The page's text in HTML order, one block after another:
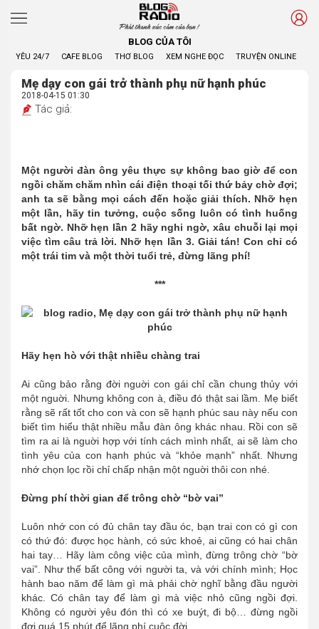
Phát thanh xúc cảm của bạn !
BLOG CỦA TÔI
YÊU 24/7 CAFE BLOG THƠ BLOG XEM NGHE ĐỌC TRUYỆN ONLINE
Mẹ dạy con gái trở thành phụ nữ hạnh phúc
2018-04-15 01:30
Tác giả:
Một người đàn ông yêu thực sự không bao giờ để con
ngồi chăm chăm nhìn cái điện thoại tối thứ bảy chờ đợi;
anh ta sẽ bằng mọi cách đến hoặc giải thích. Nhỡ hẹn
một lần, hãy tin tưởng, cuộc sống luôn có tình huống
bất ngờ. Nhỡ hẹn lần 2 hãy nghi ngờ, xâu chuỗi lại mọi
việc tìm câu trả lời. Nhỡ hẹn lần 3. Giải tán! Con chỉ có
một trái tim và một thời tuổi trẻ, đừng lãng phí!
***
Hãy hẹn hò với thật nhiều chàng trai
Ai cũng bảo rằng đời nguời con gái chỉ cần chung thủy với
một nguời. Nhưng không con à, điều đó thật sai lầm. Mẹ biết
rằng sẽ rất tốt cho con và con sẽ hạnh phúc sau này nếu con
biết tìm hiểu thật nhiều mẫu đàn ông khác nhau. Rồi con sẽ
tìm ra ai là nguời hợp với tính cách mình nhất, ai sẽ làm cho
tình yêu của con hạnh phúc và “khỏe mạnh” nhất. Nhưng
nhớ chọn lọc rồi chỉ chấp nhận một nguời thôi con nhé.
Đừng phí thời gian để trông chờ “bờ vai”
Luôn nhớ con có đủ chân tay đầu óc, bạn trai con có gì con
có thứ đó: được học hành, có sức khoẻ, ai cũng có hai chân
hai tay… Hãy làm công việc của mình, đừng trông chờ “bờ
vai”. Như thế bất công với người ta, và với chính mình; Học
hành bao năm để làm gì mà phải chờ nghĩ bằng đầu người
khác. Có chân tay để làm gì mà việc nhỏ cũng ngồi đợi.
Không có người yêu đón thì có xe buýt, đi bộ… đừng ngồi
đợi quá 15 phút để lãng phí cuộc đời.